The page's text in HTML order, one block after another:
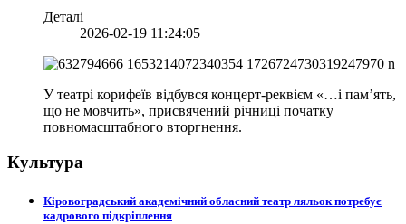
Деталі
2026-02-19 11:24:05
У театрі корифеїв відбувся концерт-реквієм «…і пам’ять,
що не мовчить», присвячений річниці початку
повномасштабного вторгнення.
Культура
Кіровоградський академічний обласний театр ляльок потребує
кадрового підкріплення